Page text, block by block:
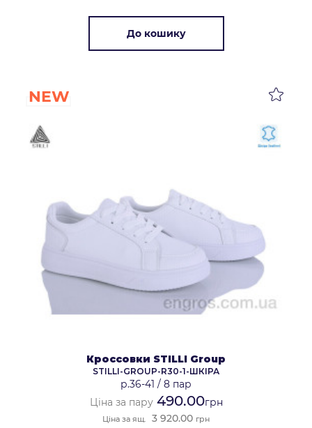
До кошику
NEW
Кроссовки STILLI Group
STILLI-GROUP-R30-1-ШКІРА
р.36-41 / 8 пар
Ціна за пару490.00грн
Ціна за ящ. 3 920.00 грн